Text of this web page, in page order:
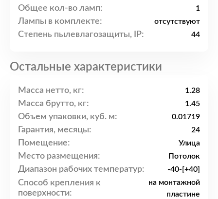
Общее кол-во ламп: 1
Лампы в комплекте: отсутствуют
Степень пылевлагозащиты, IP: 44
Остальные характеристики
Масса нетто, кг: 1.28
Масса брутто, кг: 1.45
Объем упаковки, куб. м: 0.01719
Гарантия, месяцы: 24
Помещение: Улица
Место размещения: Потолок
Диапазон рабочих температур: -40-[+40]
Способ крепления к
поверхности:
на монтажной
пластине